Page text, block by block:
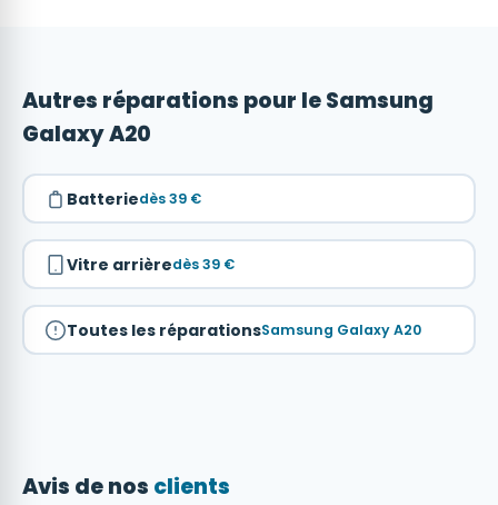
Autres réparations pour le Samsung
Galaxy A20
Batteriedès 39 €
Vitre arrièredès 39 €
Toutes les réparationsSamsung Galaxy A20
Avis de nos clients